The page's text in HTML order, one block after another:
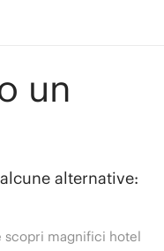
un
alternative:
scopri magnifici hotel